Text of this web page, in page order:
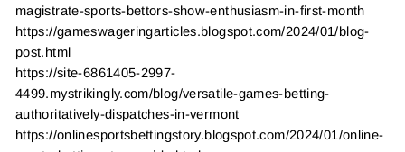
magistrate-sports-bettors-show-enthusiasm-in-first-month
https://gameswageringarticles.blogspot.com/2024/01/blog-
post.html
https://site-6861405-2997-
4499.mystrikingly.com/blog/versatile-games-betting-
authoritatively-dispatches-in-vermont
https://onlinesportsbettingstory.blogspot.com/2024/01/online-